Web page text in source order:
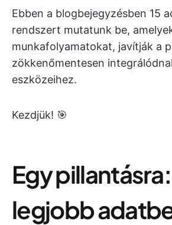
Ebben a blogbejegyzésben 15
rendszert mutatunk be,
munkafolyamatokat, javítják a
zökkenőmentesen
eszközeihez.
Kezdjük! 🎯
Egy pillantásra:
legjobb